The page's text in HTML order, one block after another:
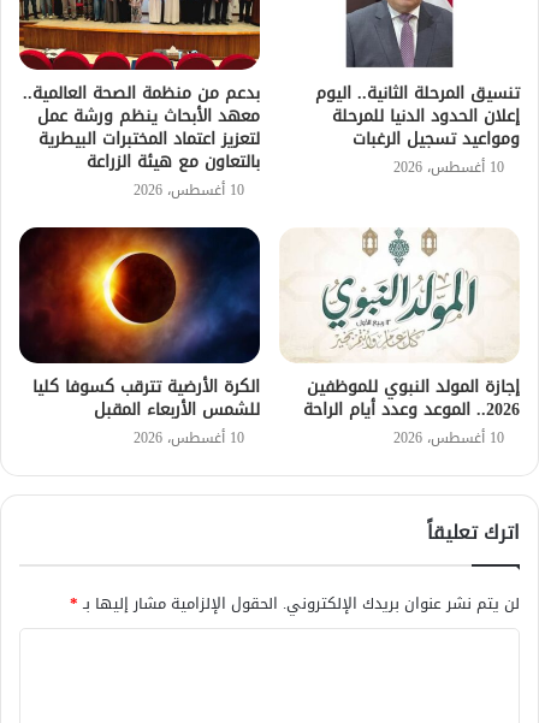
تنسيق المرحلة الثانية.. اليوم
إعلان الحدود الدنيا للمرحلة
ومواعيد تسجيل الرغبات
10 أغسطس، 2026
بدعم من منظمة الصحة العالمية..
معهد الأبحاث ينظم ورشة عمل
لتعزيز اعتماد المختبرات البيطرية
بالتعاون مع هيئة الزراعة
10 أغسطس، 2026
إجازة المولد النبوي للموظفين
2026.. الموعد وعدد أيام الراحة
10 أغسطس، 2026
الكرة الأرضية تترقب كسوفا كليا
للشمس الأربعاء المقبل
10 أغسطس، 2026
اترك تعليقاً
لن يتم نشر عنوان بريدك الإلكتروني. الحقول الإلزامية مشار إليها بـ*